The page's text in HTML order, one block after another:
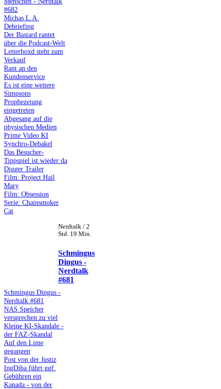
#682
Michas L.A.
Debriefing
Der Bastard rantet
über die Podcast-Welt
Letterboxd steht zum
Verkauf
Rant an den
Kundenservice
Es ist eine weitere
Simpsons
Prophezeiung
eingetreten
Abgesang auf die
physischen Medien
Prime Video KI
Synchro-Debakel
Das Besucher-
Tippspiel ist wieder da
Digger Trailer
Film: Project Hail
Mary
Film: Obsession
Serie: Chainsmoker
Cat
Nerdtalk / 2
Std. 19 Min.
Schmingus
Dingus -
Nerdtalk
#681
Schmingus Dingus -
Nerdtalk #681
NAS Speicher
versprechen zu viel
Kleine KI-Skandale -
der FAZ-Skandal
Auf den Lime
gegangen
Post von der Justiz
IngDiba führt ggf.
Gebühren ein
Kanada - von der